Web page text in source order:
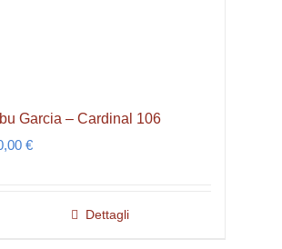
Garcia – Cardinal 106
€
Dettagli